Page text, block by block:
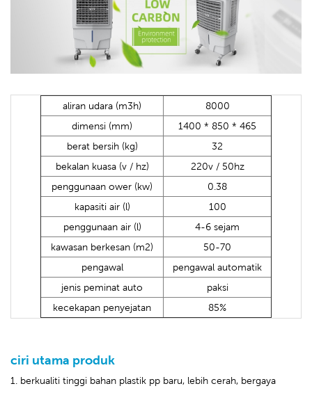
aliran udara (m3h)
8000
dimensi (mm)
1400 * 850 * 465
berat bersih (kg)
32
bekalan kuasa (v / hz)
220v / 50hz
penggunaan ower (kw)
0.38
kapasiti air (l)
100
penggunaan air (l)
4-6 sejam
kawasan berkesan (m2)
50-70
pengawal
pengawal automatik
jenis peminat auto
paksi
kecekapan penyejatan
85%
ciri utama produk
1. berkualiti tinggi bahan plastik pp baru, lebih cerah, bergaya